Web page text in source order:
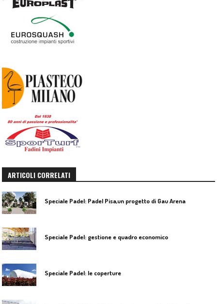
ARTICOLI CORRELATI
Speciale Padel: Padel Pisa,un progetto di Gau Arena
Speciale Padel: gestione e quadro economico
Speciale Padel: le coperture